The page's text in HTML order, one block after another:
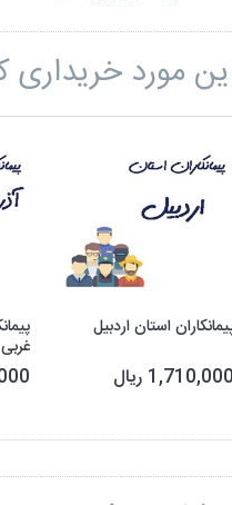
مورد خریداری
استان اردبیل
1,710,000 ریال
غربی